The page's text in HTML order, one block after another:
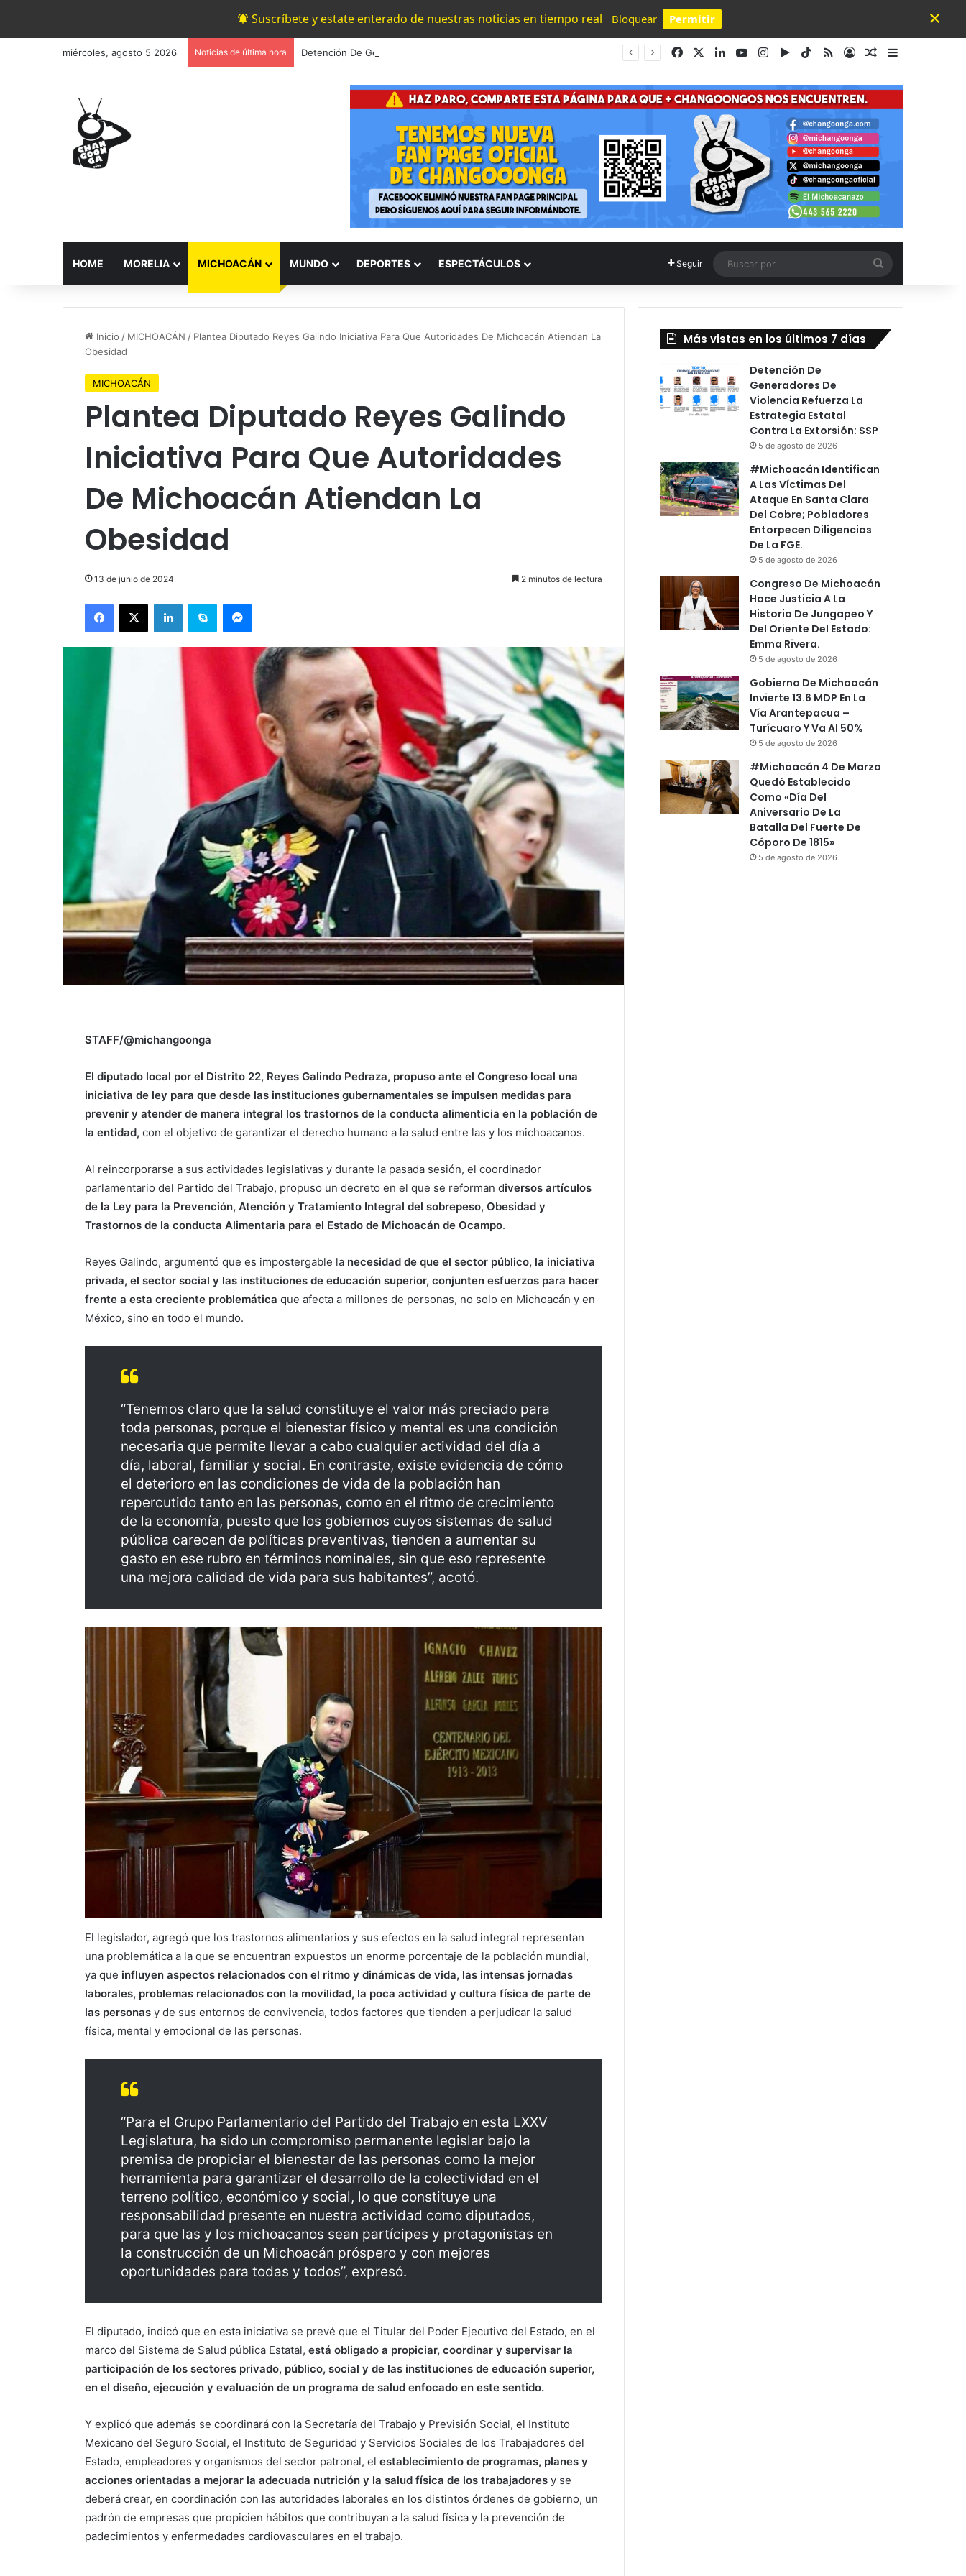
Suscríbete y estate enterado de nuestras noticias en tiempo real Bloquear Permitir
Powered by SendPulse
×
miércoles, agosto 5 2026 Noticias de última hora FacebookLinkedInYouTubeInstagram
Google Play
TikTok
RSSAccesoPublicación al
Barra lateral
HOME MORELIA MICHOACÁN MUNDO DEPORTES ESPECTÁCULOS Seguir
por
Inicio / MICHOACÁN / Plantea Diputado Reyes Galindo Iniciativa Para Que Autoridades De Michoacán Atiendan La
Obesidad
MICHOACÁN
Plantea Diputado Reyes Galindo
Iniciativa Para Que Autoridades
De Michoacán Atiendan La
Obesidad
13 de junio de 2024 2 minutos de lectura
Facebook
X LinkedInSkype Messenger
STAFF/@michangoonga
El diputado local por el Distrito 22, Reyes Galindo Pedraza, propuso ante el Congreso local una
iniciativa de ley para que desde las instituciones gubernamentales se impulsen medidas para
prevenir y atender de manera integral los trastornos de la conducta alimenticia en la población de
la entidad, con el objetivo de garantizar el derecho humano a la salud entre las y los michoacanos.
Al reincorporarse a sus actividades legislativas y durante la pasada sesión, el coordinador
parlamentario del Partido del Trabajo, propuso un decreto en el que se reforman diversos artículos
de la Ley para la Prevención, Atención y Tratamiento Integral del sobrepeso, Obesidad y
Trastornos de la conducta Alimentaria para el Estado de Michoacán de Ocampo.
Reyes Galindo, argumentó que es impostergable la necesidad de que el sector público, la iniciativa
privada, el sector social y las instituciones de educación superior, conjunten esfuerzos para hacer
frente a esta creciente problemática que afecta a millones de personas, no solo en Michoacán y en
México, sino en todo el mundo.
“Tenemos claro que la salud constituye el valor más preciado para
toda personas, porque el bienestar físico y mental es una condición
necesaria que permite llevar a cabo cualquier actividad del día a
día, laboral, familiar y social. En contraste, existe evidencia de cómo
el deterioro en las condiciones de vida de la población han
repercutido tanto en las personas, como en el ritmo de crecimiento
de la economía, puesto que los gobiernos cuyos sistemas de salud
pública carecen de políticas preventivas, tienden a aumentar su
gasto en ese rubro en términos nominales, sin que eso represente
una mejora calidad de vida para sus habitantes”, acotó.
El legislador, agregó que los trastornos alimentarios y sus efectos en la salud integral representan
una problemática a la que se encuentran expuestos un enorme porcentaje de la población mundial,
ya que influyen aspectos relacionados con el ritmo y dinámicas de vida, las intensas jornadas
laborales, problemas relacionados con la movilidad, la poca actividad y cultura física de parte de
las personas y de sus entornos de convivencia, todos factores que tienden a perjudicar la salud
física, mental y emocional de las personas.
“Para el Grupo Parlamentario del Partido del Trabajo en esta LXXV
Legislatura, ha sido un compromiso permanente legislar bajo la
premisa de propiciar el bienestar de las personas como la mejor
herramienta para garantizar el desarrollo de la colectividad en el
terreno político, económico y social, lo que constituye una
responsabilidad presente en nuestra actividad como diputados,
para que las y los michoacanos sean partícipes y protagonistas en
la construcción de un Michoacán próspero y con mejores
oportunidades para todas y todos”, expresó.
El diputado, indicó que en esta iniciativa se prevé que el Titular del Poder Ejecutivo del Estado, en el
marco del Sistema de Salud pública Estatal, está obligado a propiciar, coordinar y supervisar la
participación de los sectores privado, público, social y de las instituciones de educación superior,
en el diseño, ejecución y evaluación de un programa de salud enfocado en este sentido.
Y explicó que además se coordinará con la Secretaría del Trabajo y Previsión Social, el Instituto
Mexicano del Seguro Social, el Instituto de Seguridad y Servicios Sociales de los Trabajadores del
Estado, empleadores y organismos del sector patronal, el establecimiento de programas, planes y
acciones orientadas a mejorar la adecuada nutrición y la salud física de los trabajadores y se
deberá crear, en coordinación con las autoridades laborales en los distintos órdenes de gobierno, un
padrón de empresas que propicien hábitos que contribuyan a la salud física y la prevención de
padecimientos y enfermedades cardiovasculares en el trabajo.
Más vistas en los últimos 7 días
Detención De
Generadores De
Violencia Refuerza La
Estrategia Estatal
Contra La Extorsión: SSP
5 de agosto de 2026
#Michoacán Identifican
A Las Víctimas Del
Ataque En Santa Clara
Del Cobre; Pobladores
Entorpecen Diligencias
De La FGE.
5 de agosto de 2026
Congreso De Michoacán
Hace Justicia A La
Historia De Jungapeo Y
Del Oriente Del Estado:
Emma Rivera.
5 de agosto de 2026
Gobierno De Michoacán
Invierte 13.6 MDP En La
Vía Arantepacua –
Turícuaro Y Va Al 50%
5 de agosto de 2026
#Michoacán 4 De Marzo
Quedó Establecido
Como «Día Del
Aniversario De La
Batalla Del Fuerte De
Cóporo De 1815»
5 de agosto de 2026